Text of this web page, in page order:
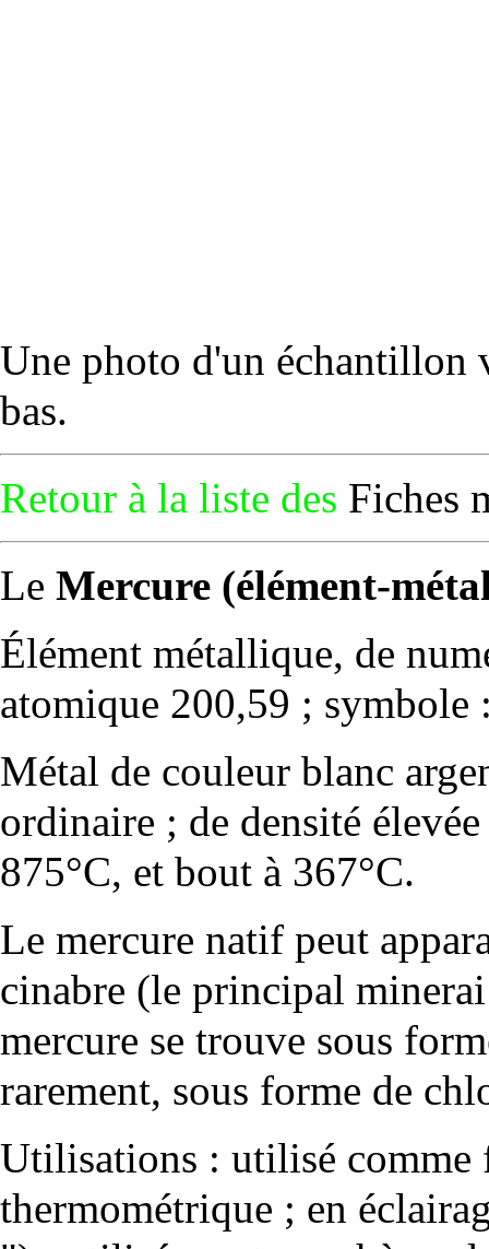
Une photo d'un échantillon
bas.
Retour à la liste des Fiches
Le Mercure (élément-
Élément métallique, de
atomique 200,59 ; symbole
Métal de couleur blanc
ordinaire ; de densité
875°C, et bout à 367°C.
Le mercure natif peut
cinabre (le principal
mercure se trouve sous
rarement, sous forme de
Utilisations : utilisé comme
thermométrique ; en